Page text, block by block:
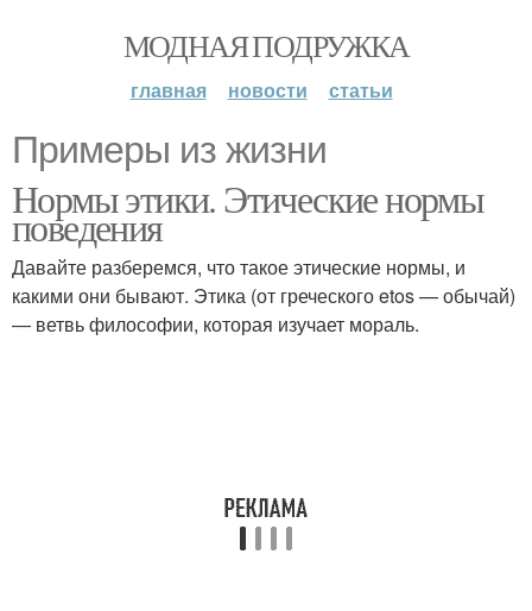
МОДНАЯ ПОДРУЖКА
главная новости статьи
Примеры из жизни
Нормы этики. Этические нормы
поведения
Давайте разберемся, что такое этические нормы, и
какими они бывают. Этика (от греческого etos — обычай)
— ветвь философии, которая изучает мораль.